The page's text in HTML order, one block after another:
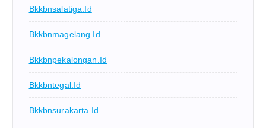
Bkkbnsalatiga.id
Bkkbnmagelang.id
Bkkbnpekalongan.id
Bkkbntegal.id
Bkkbnsurakarta.id